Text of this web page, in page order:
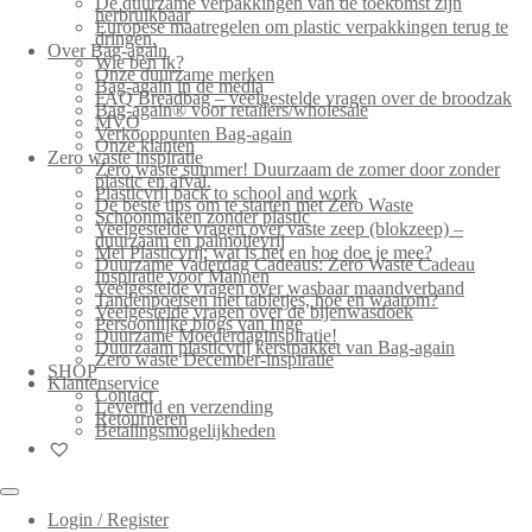
herbruikbaar
Europese maatregelen om plastic verpakkingen terug te
dringen.
Over Bag-again
Wie ben ik?
Onze duurzame merken
Bag-again in de media
FAQ Breadbag – veelgestelde vragen over de broodzak
Bag-again® voor retailers/wholesale
MVO
Verkooppunten Bag-again
Onze klanten
Zero waste inspiratie
Zero waste summer! Duurzaam de zomer door zonder
plastic en afval.
Plasticvrij back to school and work
De beste tips om te starten met Zero Waste
Schoonmaken zonder plastic
Veelgestelde vragen over vaste zeep (blokzeep) –
duurzaam en palmolievrij
Mei Plasticvrij: wat is het en hoe doe je mee?
Duurzame Vaderdag Cadeaus: Zero Waste Cadeau
Inspiratie voor Mannen
Veelgestelde vragen over wasbaar maandverband
Tandenpoetsen met tabletjes, hoe en waarom?
Veelgestelde vragen over de bijenwasdoek
Persoonlijke blogs van Inge
Duurzame Moederdaginspiratie!
Duurzaam plasticvrij kerstpakket van Bag-again
Zero waste December-inspiratie
SHOP
Klantenservice
Contact
Levertijd en verzending
Retourneren
Betalingsmogelijkheden
Login / Register